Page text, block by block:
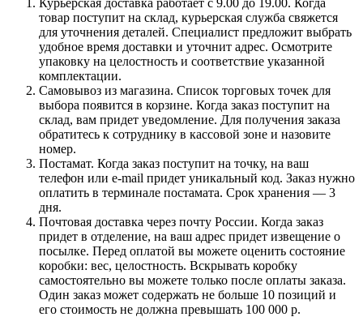
товар поступит на склад, курьерская служба свяжется
для уточнения деталей. Специалист предложит выбрать
удобное время доставки и уточнит адрес. Осмотрите
упаковку на целостность и соответствие указанной
комплектации.
Самовывоз из магазина. Список торговых точек для
выбора появится в корзине. Когда заказ поступит на
склад, вам придет уведомление. Для получения заказа
обратитесь к сотруднику в кассовой зоне и назовите
номер.
Постамат. Когда заказ поступит на точку, на ваш
телефон или e-mail придет уникальный код. Заказ нужно
оплатить в терминале постамата. Срок хранения — 3
дня.
Почтовая доставка через почту России. Когда заказ
придет в отделение, на ваш адрес придет извещение о
посылке. Перед оплатой вы можете оценить состояние
коробки: вес, целостность. Вскрывать коробку
самостоятельно вы можете только после оплаты заказа.
Один заказ может содержать не больше 10 позиций и
его стоимость не должна превышать 100 000 р.